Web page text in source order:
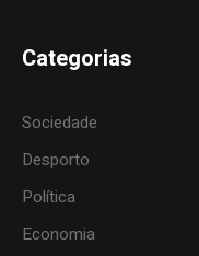
Categorias
Sociedade
Desporto
Política
Economia